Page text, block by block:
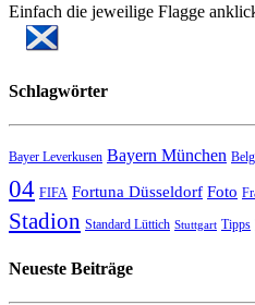
Einfach die jeweilige Flagge
Schlagwörter
Bayer Leverkusen Bayern München
04 FIFA Fortuna Düsseldorf Foto
Stadion Standard Lüttich Stuttgart Tipps
Neueste Beiträge